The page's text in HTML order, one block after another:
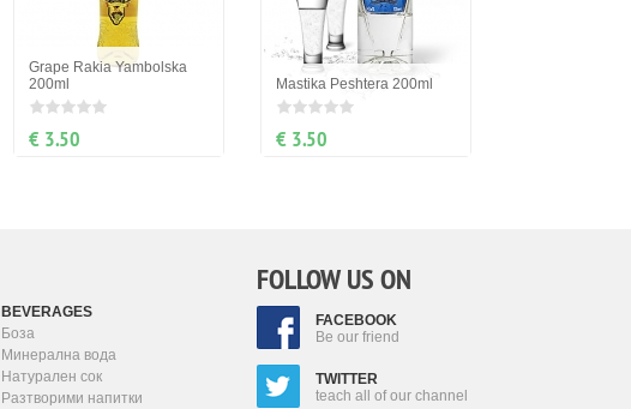
Grape Rakia Yambolska
200ml
€ 3.50
Mastika Peshtera 200ml
€ 3.50
BEVERAGES
Боза
Минерална вода
Натурален сок
Разтворими напитки
FOLLOW US ON
FACEBOOK
Be our friend
TWITTER
teach all of our channel